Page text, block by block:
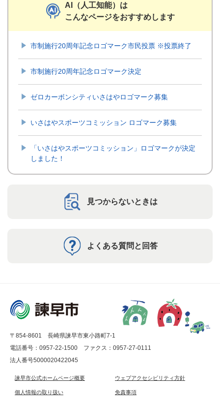
AI（人工知能）は
こんなページをおすすめします
市制施行20周年記念ロゴマーク市民投票 ※投票終了
市制施行20周年記念ロゴマーク決定
ゼロカーボンシティいさはやロゴマーク募集
いさはやスポーツコミッション ロゴマーク募集
「いさはやスポーツコミッション」ロゴマークが決定
しました！
見つからないときは
よくある質問と回答
〒854-8601 長崎県諫早市東小路町7-1
電話番号：0957-22-1500
ファクス：0957-27-0111
法人番号5000020422045
諫早市公式ホームページ概要 ウェブアクセシビリティ方針
個人情報の取り扱い 免責事項